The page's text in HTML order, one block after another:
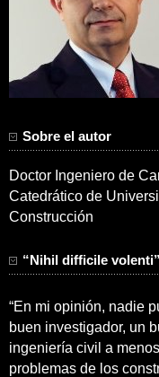
Sobre el autor
Doctor Ingeniero de
Catedrático de
Construcción
“Nihil difficile volenti”
“En mi opinión, nadie
buen investigador, un
ingeniería civil a
problemas de los